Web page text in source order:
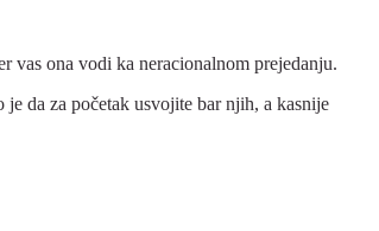
vas ona vodi ka neracionalnom prejedanju.
da za početak usvojite bar njih, a kasnije